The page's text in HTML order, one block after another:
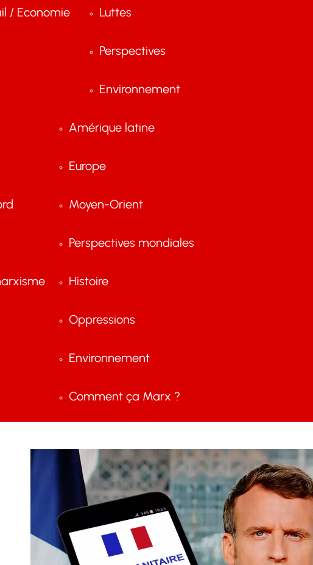
/ Economie Luttes
Perspectives
Environnement
Amérique latine
Europe
Moyen-Orient
Perspectives mondiales
Histoire
Oppressions
Environnement
Comment ça Marx ?